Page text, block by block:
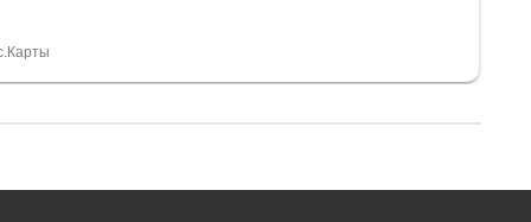
Дмитрию, за клиентоориентированность и